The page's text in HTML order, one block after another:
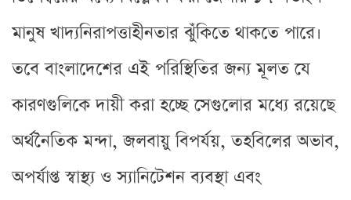
মানুষ খাদ্যনিরাপত্তাহীনতার ঝুঁকিতে থাকতে পারে।
তবে বাংলাদেশের এই পরিস্থিতির জন্য মূলত যে
কারণগুলিকে দায়ী করা হচ্ছে সেগুলোর মধ্যে রয়েছে
অর্থনৈতিক মন্দা, জলবায়ু বিপর্যয়, তহবিলের অভাব,
অপর্যাপ্ত স্বাস্থ্য ও স্যানিটেশন ব্যবস্থা এবং